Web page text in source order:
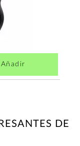
Añadir
DE